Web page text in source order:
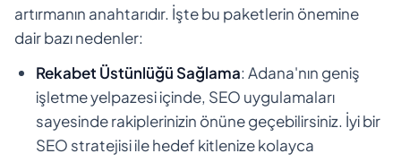
artırmanın anahtarıdır. İşte bu paketlerin önemine
dair bazı nedenler:
Rekabet Üstünlüğü Sağlama: Adana'nın geniş
işletme yelpazesi içinde, SEO uygulamaları
sayesinde rakiplerinizin önüne geçebilirsiniz. İyi bir
SEO stratejisi ile hedef kitlenize kolayca